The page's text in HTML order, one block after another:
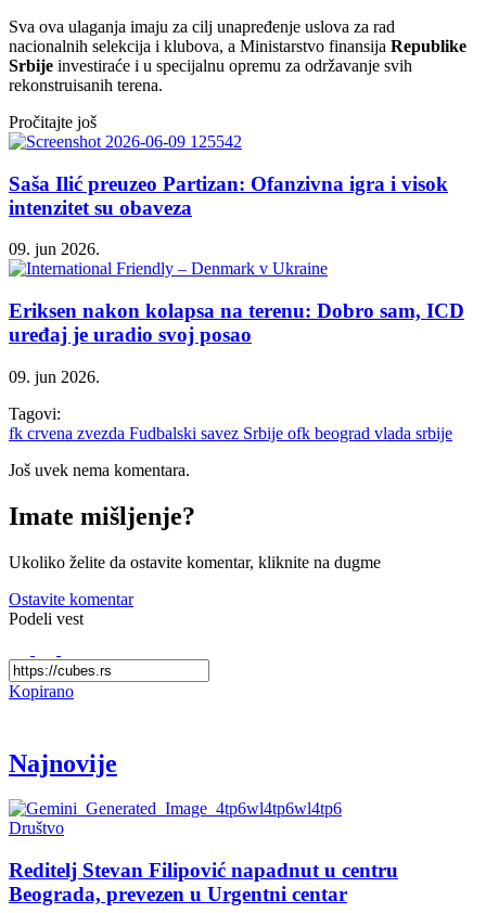
Sva ova ulaganja imaju za cilj unapređenje uslova za rad
nacionalnih selekcija i klubova, a Ministarstvo finansija Republike
Srbije investiraće i u specijalnu opremu za održavanje svih
rekonstruisanih terena.
Pročitajte još
Saša Ilić preuzeo Partizan: Ofanzivna igra i visok
intenzitet su obaveza
09. jun 2026.
Eriksen nakon kolapsa na terenu: Dobro sam, ICD
uređaj je uradio svoj posao
09. jun 2026.
Tagovi:
fk crvena zvezda Fudbalski savez Srbije ofk beograd vlada srbije
Još uvek nema komentara.
Imate mišljenje?
Ukoliko želite da ostavite komentar, kliknite na dugme
Ostavite komentar
Podeli vest
Kopirano
Najnovije
Društvo
Reditelj Stevan Filipović napadnut u centru
Beograda, prevezen u Urgentni centar